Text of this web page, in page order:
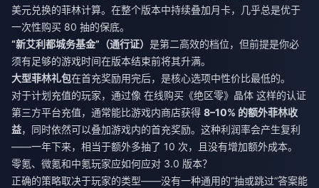
美元兑换的菲林计算。在整个版本中持续叠加月卡，几乎总是优于
一次性购买 80 抽的保底。
“新艾利都城务基金”（通行证） 是第二高效的档位，但前提是你必
须有足够的游戏时间在版本结束前将其升满。
大型菲林礼包在首充奖励用完后，是核心选项中性价比最低的。
对于计划充值的玩家，通过像 在线购买《绝区零》晶体 这样的认证
第三方平台充值，通常能比游戏内商店获得 8–10% 的额外菲林收
益，同时依然可以叠加游戏内的首充奖励。这种利润率会产生复利
——一年下来，相当于额外多抽了 10 次，且没有增加额外成本。
零氪、微氪和中氪玩家应如何应对 3.0 版本？
正确的策略取决于玩家的类型——没有一种通用的“抽或跳过”答案能